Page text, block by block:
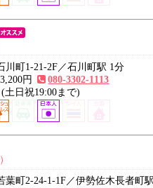
川町1-21-2F／石川町駅 1分
円
080-3302-1113
(土日祝19:00まで)
葉町2-24-1-1F／伊勢佐木長者町